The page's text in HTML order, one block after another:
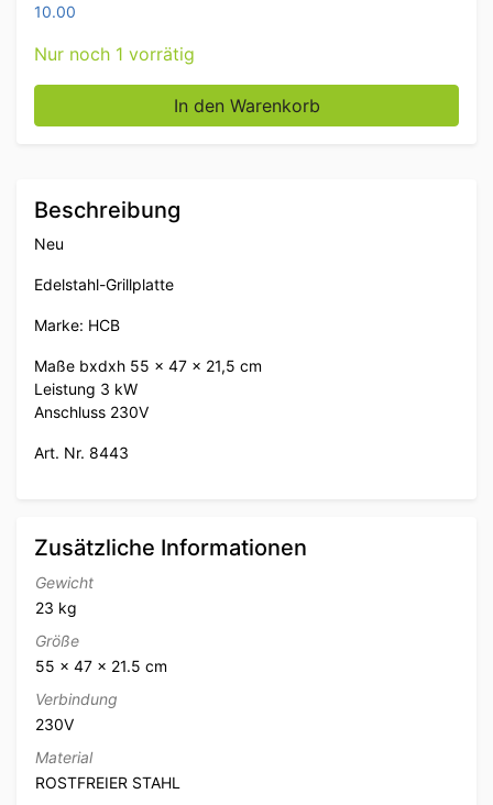
10.00
Nur noch 1 vorrätig
Edelstahl Grillplatte Backblech 55 cm 230V Horeca
In den Warenkorb
Beschreibung
Neu
Edelstahl-Grillplatte
Marke: HCB
Maße bxdxh 55 x 47 x 21,5 cm
Leistung 3 kW
Anschluss 230V
Art. Nr. 8443
Zusätzliche Informationen
Gewicht
23 kg
Größe
55 × 47 × 21.5 cm
Verbindung
230V
Material
ROSTFREIER STAHL